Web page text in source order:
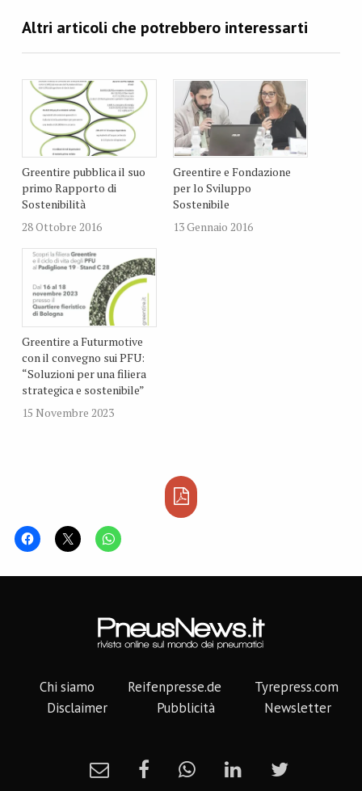
Greentire pubblica il suo
primo Rapporto di
Sostenibilità
28 Ottobre 2016
Greentire e Fondazione
per lo Sviluppo
Sostenibile
13 Gennaio 2016
Greentire a Futurmotive
con il convegno sui PFU:
“Soluzioni per una filiera
strategica e sostenibile”
15 Novembre 2023
Chi siamo Reifenpresse.de
Tyrepress.com
Disclaimer
Pubblicità Newsletter